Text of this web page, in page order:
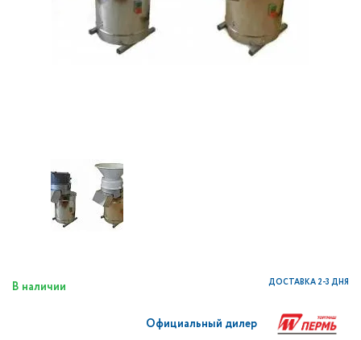
В наличии ДОСТАВКА 2-3 ДНЯ
Официальный дилер